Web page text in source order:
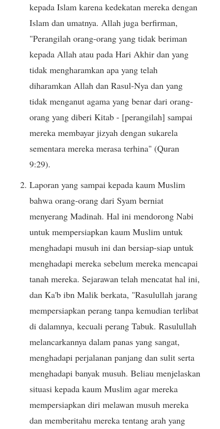
kepada Islam karena kedekatan mereka dengan
Islam dan umatnya. Allah juga berfirman,
"Perangilah orang-orang yang tidak beriman
kepada Allah atau pada Hari Akhir dan yang
tidak mengharamkan apa yang telah
diharamkan Allah dan Rasul-Nya dan yang
tidak menganut agama yang benar dari orang-
orang yang diberi Kitab - [perangilah] sampai
mereka membayar jizyah dengan sukarela
sementara mereka merasa terhina" (Quran
9:29).
Laporan yang sampai kepada kaum Muslim
bahwa orang-orang dari Syam berniat
menyerang Madinah. Hal ini mendorong Nabi
untuk mempersiapkan kaum Muslim untuk
menghadapi musuh ini dan bersiap-siap untuk
menghadapi mereka sebelum mereka mencapai
tanah mereka. Sejarawan telah mencatat hal ini,
dan Ka'b ibn Malik berkata, "Rasulullah jarang
mempersiapkan perang tanpa kemudian terlibat
di dalamnya, kecuali perang Tabuk. Rasulullah
melancarkannya dalam panas yang sangat,
menghadapi perjalanan panjang dan sulit serta
menghadapi banyak musuh. Beliau menjelaskan
situasi kepada kaum Muslim agar mereka
mempersiapkan diri melawan musuh mereka
dan memberitahu mereka tentang arah yang